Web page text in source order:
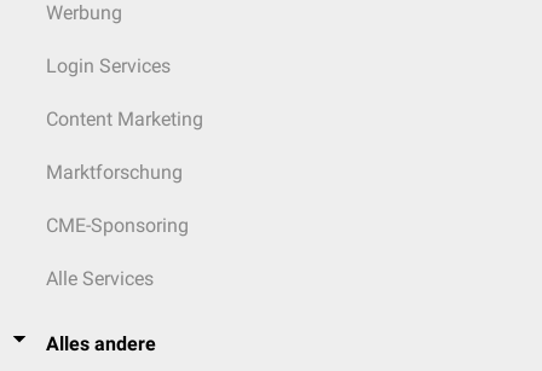
Werbung
Login Services
Content Marketing
Marktforschung
CME-Sponsoring
Alle Services
Alles andere